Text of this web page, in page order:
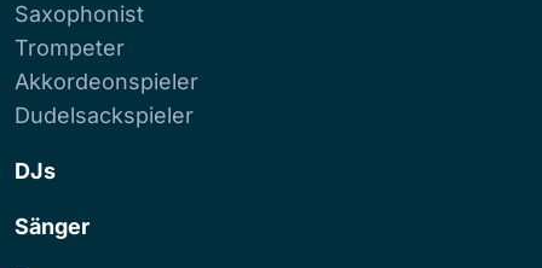
Saxophonist
Trompeter
Akkordeonspieler
Dudelsackspieler
DJs
Sänger